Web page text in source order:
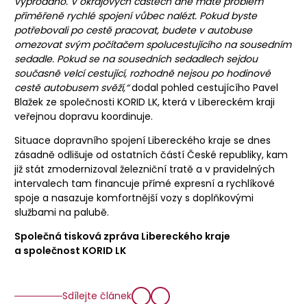
přiměřeně rychlé spojení vůbec nalézt. Pokud byste
potřebovali po cestě pracovat, budete v autobuse
omezovat svým počítačem spolucestujícího na sousedním
sedadle. Pokud se na sousedních sedadlech sejdou
současně velcí cestující, rozhodně nejsou po hodinové
cestě autobusem svěží,“dodal pohled cestujícího Pavel
Blažek ze společnosti KORID LK, která v Libereckém kraji
veřejnou dopravu koordinuje.
Situace dopravního spojení Libereckého kraje se dnes
zásadně odlišuje od ostatních částí České republiky, kam
již stát zmodernizoval železniční tratě a v pravidelných
intervalech tam financuje přímé expresní a rychlíkové
spoje a nasazuje komfortnější vozy s doplňkovými
službami na palubě.
Společná tisková zpráva Libereckého kraje
a společnost KORID LK
Sdílejte článek